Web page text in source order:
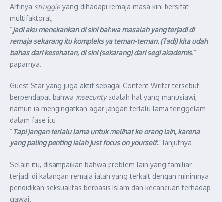
Artinya struggle yang dihadapi remaja masa kini bersifat
multifaktoral,
“jadi aku menekankan di sini bahwa masalah yang terjadi di
remaja sekarang itu kompleks ya teman-teman. (Tadi) kita udah
bahas dari kesehatan, di sini (sekarang) dari segi akademis.”
paparnya.
Guest Star yang juga aktif sebagai Content Writer tersebut
berpendapat bahwa insecurityadalah hal yang manusiawi,
namun ia mengingatkan agar jangan terlalu lama tenggelam
dalam fase itu,
“Tapi jangan terlalu lama untuk melihat ke orang lain, karena
yang paling penting ialah just focus on yourself.” lanjutnya
Selain itu, disampaikan bahwa problem lain yang familiar
terjadi di kalangan remaja ialah yang terkait dengan minimnya
pendidikan seksualitas berbasis Islam dan kecanduan terhadap
gawai.